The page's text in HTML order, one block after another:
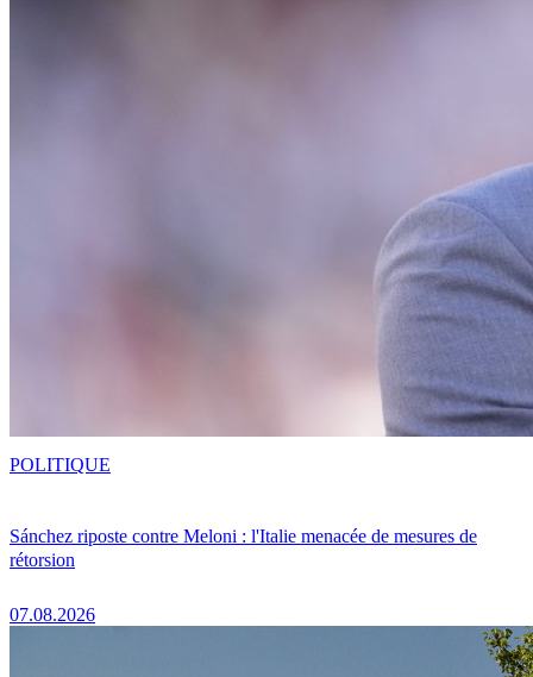
Sánchez riposte contre Meloni : l'Italie menacée de mesures de
rétorsion
07.08.2026
POLITIQUE